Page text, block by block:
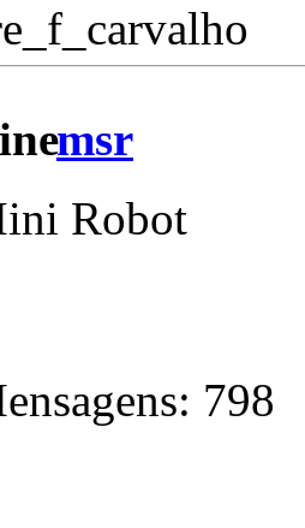
msr
Robot
798